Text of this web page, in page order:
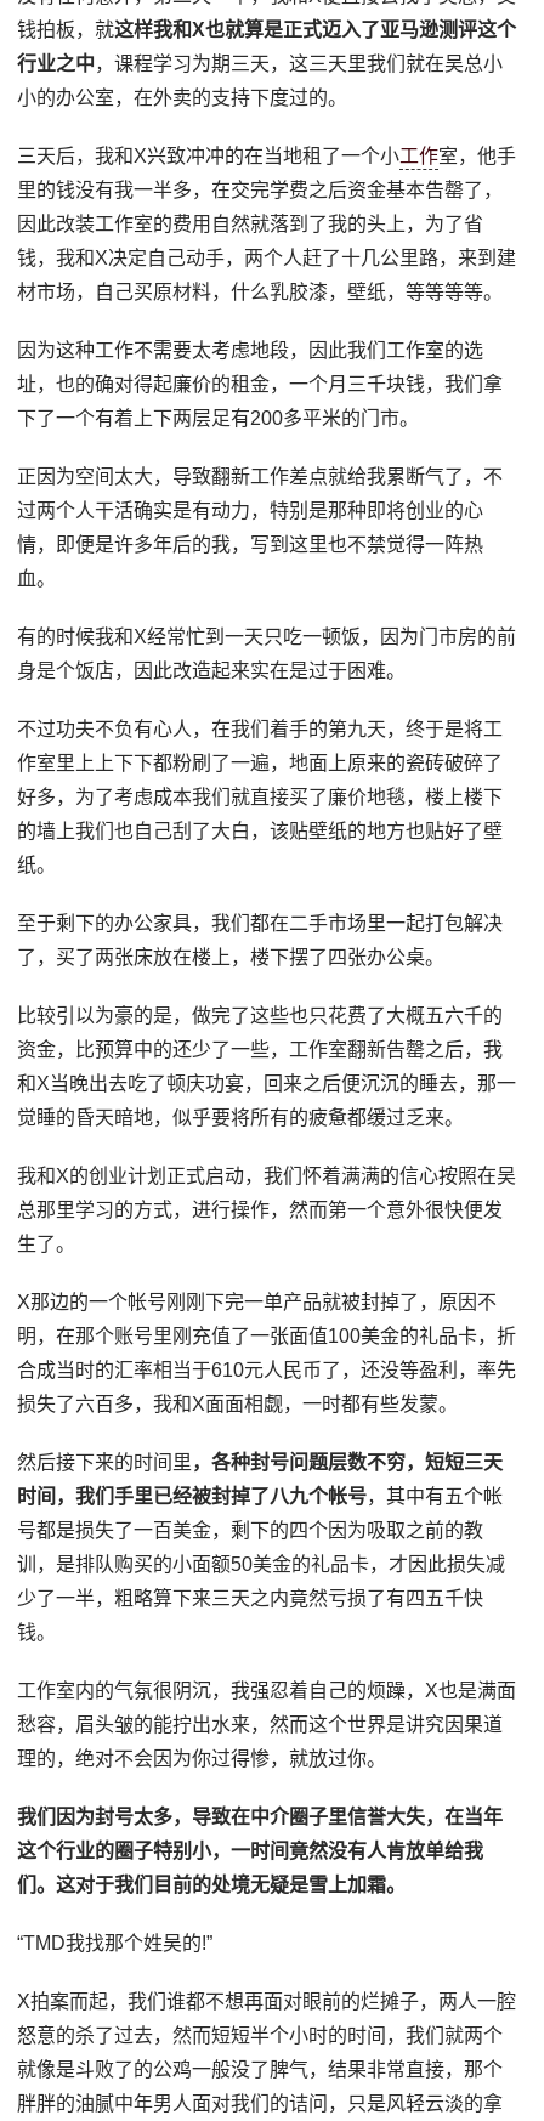
钱拍板，就这样我和X也就算是正式迈入了亚马逊测评这个
行业之中，课程学习为期三天，这三天里我们就在吴总小
小的办公室，在外卖的支持下度过的。
三天后，我和X兴致冲冲的在当地租了一个小工作室，他手
里的钱没有我一半多，在交完学费之后资金基本告罄了，
因此改装工作室的费用自然就落到了我的头上，为了省
钱，我和X决定自己动手，两个人赶了十几公里路，来到建
材市场，自己买原材料，什么乳胶漆，壁纸，等等等等。
因为这种工作不需要太考虑地段，因此我们工作室的选
址，也的确对得起廉价的租金，一个月三千块钱，我们拿
下了一个有着上下两层足有200多平米的门市。
正因为空间太大，导致翻新工作差点就给我累断气了，不
过两个人干活确实是有动力，特别是那种即将创业的心
情，即便是许多年后的我，写到这里也不禁觉得一阵热
血。
有的时候我和X经常忙到一天只吃一顿饭，因为门市房的前
身是个饭店，因此改造起来实在是过于困难。
不过功夫不负有心人，在我们着手的第九天，终于是将工
作室里上上下下都粉刷了一遍，地面上原来的瓷砖破碎了
好多，为了考虑成本我们就直接买了廉价地毯，楼上楼下
的墙上我们也自己刮了大白，该贴壁纸的地方也贴好了壁
纸。
至于剩下的办公家具，我们都在二手市场里一起打包解决
了，买了两张床放在楼上，楼下摆了四张办公桌。
比较引以为豪的是，做完了这些也只花费了大概五六千的
资金，比预算中的还少了一些，工作室翻新告罄之后，我
和X当晚出去吃了顿庆功宴，回来之后便沉沉的睡去，那一
觉睡的昏天暗地，似乎要将所有的疲惫都缓过乏来。
我和X的创业计划正式启动，我们怀着满满的信心按照在吴
总那里学习的方式，进行操作，然而第一个意外很快便发
生了。
X那边的一个帐号刚刚下完一单产品就被封掉了，原因不
明，在那个账号里刚充值了一张面值100美金的礼品卡，折
合成当时的汇率相当于610元人民币了，还没等盈利，率先
损失了六百多，我和X面面相觑，一时都有些发蒙。
然后接下来的时间里，各种封号问题层数不穷，短短三天
时间，我们手里已经被封掉了八九个帐号，其中有五个帐
号都是损失了一百美金，剩下的四个因为吸取之前的教
训，是排队购买的小面额50美金的礼品卡，才因此损失减
少了一半，粗略算下来三天之内竟然亏损了有四五千快
钱。
工作室内的气氛很阴沉，我强忍着自己的烦躁，X也是满面
愁容，眉头皱的能拧出水来，然而这个世界是讲究因果道
理的，绝对不会因为你过得惨，就放过你。
我们因为封号太多，导致在中介圈子里信誉大失，在当年
这个行业的圈子特别小，一时间竟然没有人肯放单给我
们。这对于我们目前的处境无疑是雪上加霜。
“TMD我找那个姓吴的!”
X拍案而起，我们谁都不想再面对眼前的烂摊子，两人一腔
怒意的杀了过去，然而短短半个小时的时间，我们就两个
就像是斗败了的公鸡一般没了脾气，结果非常直接，那个
胖胖的油腻中年男人面对我们的诘问，只是风轻云淡的拿